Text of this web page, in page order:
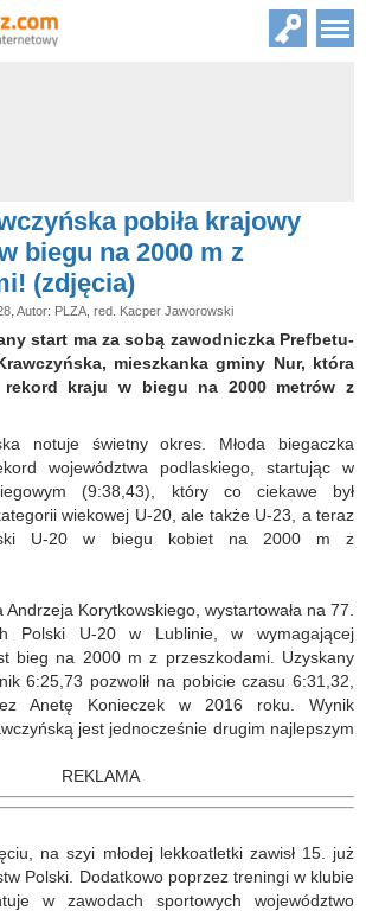
pobiła krajowy
biegu na 2000 m z
(zdjęcia)
Autor: PLZA, red. Kacper Jaworowski
start ma za sobą zawodniczka Prefbetu-
mieszkanka gminy Nur, która
rekord kraju w biegu na 2000 metrów z
notuje świetny okres. Młoda biegaczka
województwa podlaskiego, startując w
(9:38,43), który co ciekawe był
wiekowej U-20, ale także U-23, a teraz
U-20 w biegu kobiet na 2000 m z
Korytkowskiego, wystartowała na 77.
Polski U-20 w Lublinie, w wymagającej
bieg na 2000 m z przeszkodami. Uzyskany
6:25,73 pozwolił na pobicie czasu 6:31,32,
Anetę Konieczek w 2016 roku. Wynik
jest jednocześnie drugim najlepszym
REKLAMA
na szyi młodej lekkoatletki zawisł 15. już
Polski. Dodatkowo poprzez treningi w klubie
w zawodach sportowych województwo